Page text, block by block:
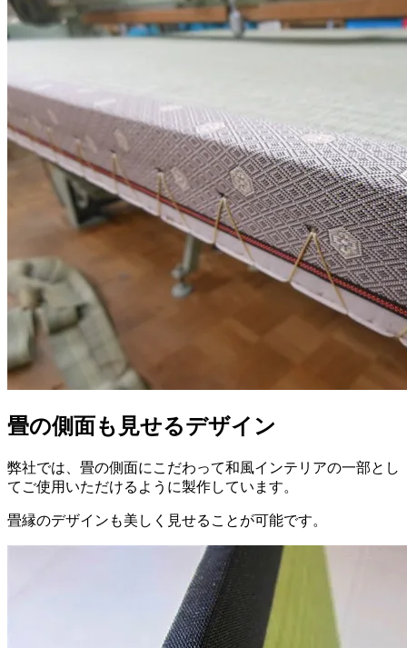
畳の側面も見せるデザイン
弊社では、畳の側面にこだわって和風インテリアの一部とし
てご使用いただけるように製作しています。
畳縁のデザインも美しく見せることが可能です。